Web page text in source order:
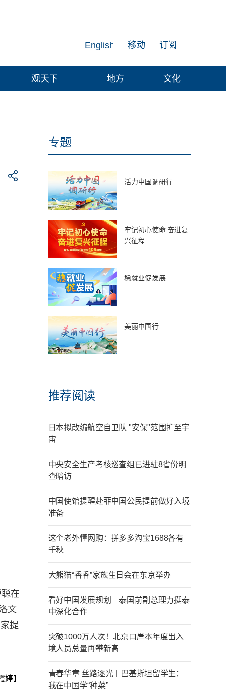
订阅
移动
English
观天下 地方 文化
在
文
提
婷】
专题
活力中国调研行
牢记初心使命 奋进复
兴征程
稳就业促发展
美丽中国行
推荐阅读
日本拟改编航空自卫队 "安保"范围扩至宇
宙
中央安全生产考核巡查组已进驻8省份明
查暗访
中国使馆提醒赴菲中国公民提前做好入境
准备
这个老外懂网购：拼多多淘宝1688各有
千秋
大熊猫“香香”家族生日会在东京举办
看好中国发展规划！泰国前副总理力挺泰
中深化合作
突破1000万人次！北京口岸本年度出入
境人员总量再攀新高
青春华章 丝路逐光丨巴基斯坦留学生：
我在中国学“种菜”